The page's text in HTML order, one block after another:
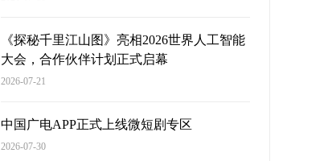
《探秘千里江山图》亮相2026世界人工智能
大会，合作伙伴计划正式启幕
2026-07-21
中国广电APP正式上线微短剧专区
2026-07-30